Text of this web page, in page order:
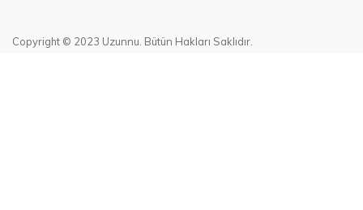
Copyright © 2023 Uzunnu. Bütün Hakları Saklıdır.